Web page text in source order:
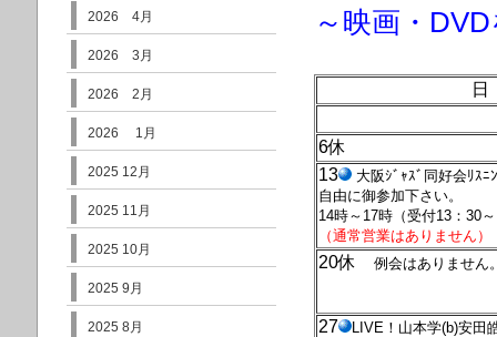
～映画・
日
6休
13
大阪ｼﾞｬｽﾞ同好会ﾘｽ
自由に御参加下さい。
14時～17時（受付13：30
（通常営業はありません）
20休 例会はありません
27
LIVE！山本学(b)安田
2026 4月
2026 3月
2026 2月
2026 1月
2025 12月
2025 11月
2025 10月
2025 9月
2025 8月